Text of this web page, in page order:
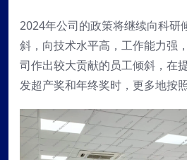
2024年公司的政策将继续向科研
斜，向技术水平高，工作能力强
司作出较大贡献的员工倾斜，在
发超产奖和年终奖时，更多地按